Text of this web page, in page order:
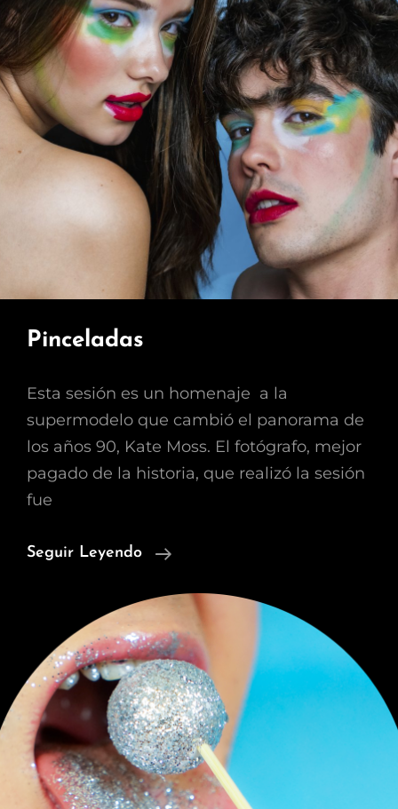
Pinceladas
Esta sesión es un homenaje a la
supermodelo que cambió el panorama de
los años 90, Kate Moss. El fotógrafo, mejor
pagado de la historia, que realizó la sesión
fue
Seguir Leyendo Pinceladas